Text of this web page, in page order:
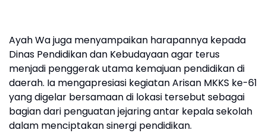
‎Ayah Wa juga menyampaikan harapannya kepada
Dinas Pendidikan dan Kebudayaan agar terus
menjadi penggerak utama kemajuan pendidikan di
daerah. Ia mengapresiasi kegiatan Arisan MKKS ke-61
yang digelar bersamaan di lokasi tersebut sebagai
bagian dari penguatan jejaring antar kepala sekolah
dalam menciptakan sinergi pendidikan.